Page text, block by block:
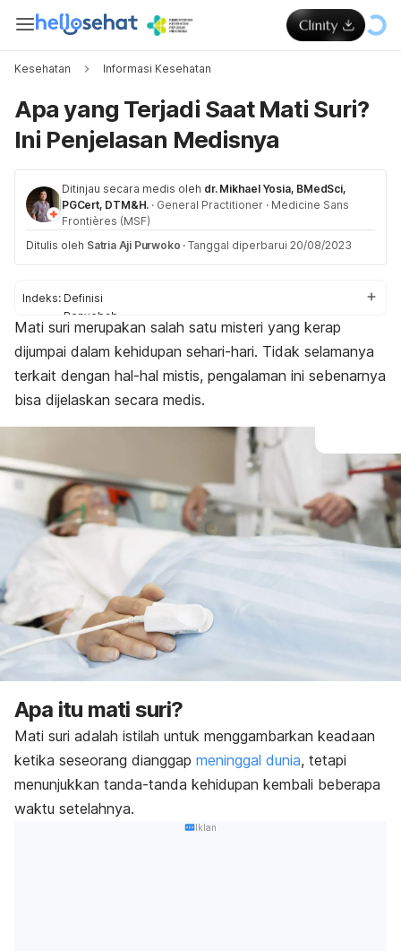
Kesehatan Informasi Kesehatan
Apa yang Terjadi Saat Mati Suri?
Ini Penjelasan Medisnya
Ditinjau secara medis oleh dr. Mikhael Yosia, BMedSci,
PGCert, DTM&H. · General Practitioner · Medicine Sans
Frontières (MSF)
Ditulis oleh Satria Aji Purwoko · Tanggal diperbarui 20/08/2023
Indeks: Definisi
Penyebab
Pengalaman
Mati suri merupakan salah satu misteri yang kerap
dijumpai dalam kehidupan sehari-hari. Tidak selamanya
terkait dengan hal-hal mistis, pengalaman ini sebenarnya
bisa dijelaskan secara medis.
Apa itu mati suri?
Mati suri adalah istilah untuk menggambarkan keadaan
ketika seseorang dianggap meninggal dunia, tetapi
menunjukkan tanda-tanda kehidupan kembali beberapa
waktu setelahnya.
Iklan